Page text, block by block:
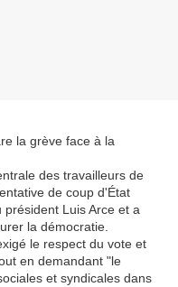
la grève face à la
des travailleurs de
de coup d'État
Luis Arce et a
la démocratie.
le respect du vote et
en demandant "le
et syndicales dans